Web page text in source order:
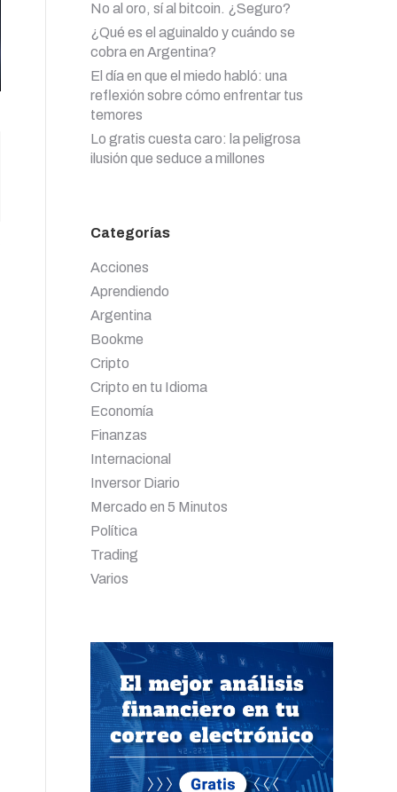
No al oro, sí al bitcoin. ¿Seguro?
¿Qué es el aguinaldo y cuándo se
cobra en Argentina?
El día en que el miedo habló: una
reflexión sobre cómo enfrentar tus
temores
Lo gratis cuesta caro: la peligrosa
ilusión que seduce a millones
Categorías
Acciones
Aprendiendo
Argentina
Bookme
Cripto
Cripto en tu Idioma
Economía
Finanzas
Internacional
Inversor Diario
Mercado en 5 Minutos
Política
Trading
Varios